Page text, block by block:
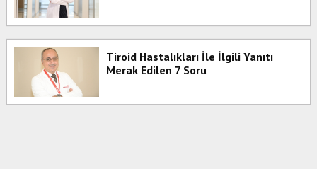
Tiroid Hastalıkları İle İlgili Yanıtı
Merak Edilen 7 Soru